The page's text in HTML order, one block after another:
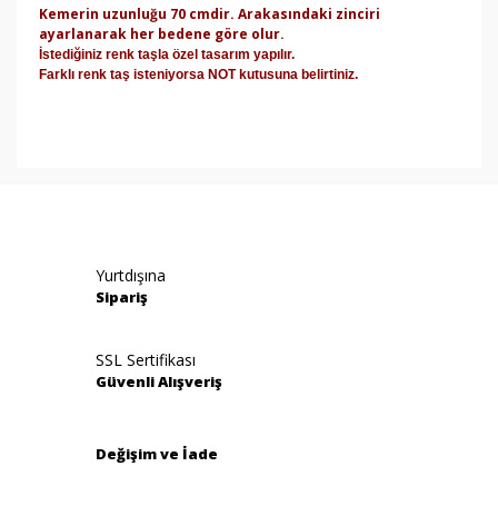
Kemerin uzunluğu 70 cmdir. Arakasındaki zinciri
ayarlanarak her bedene göre olur.
İstediğiniz renk taşla özel tasarım yapılır.
Farklı renk taş isteniyorsa NOT kutusuna belirtiniz.
Ürün resmi kalitesiz, bozuk veya görüntülenemiyor.
Ürün bilgilerinde hatalar bulunuyor.
Ürün fiyatı diğer sitelerden daha pahalı.
Yurtdışına
Sipariş
SSL Sertifikası
Güvenli Alışveriş
Değişim ve İade